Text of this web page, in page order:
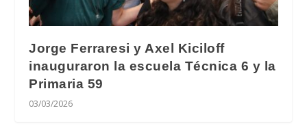
Jorge Ferraresi y Axel Kiciloff
inauguraron la escuela Técnica 6 y la
Primaria 59
03/03/2026